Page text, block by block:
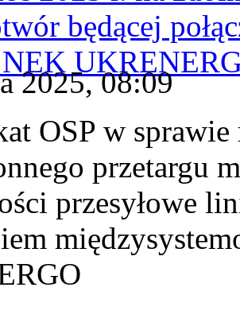
będącej
2025, 08:09
OSP w sprawie
przetargu
przesyłowe